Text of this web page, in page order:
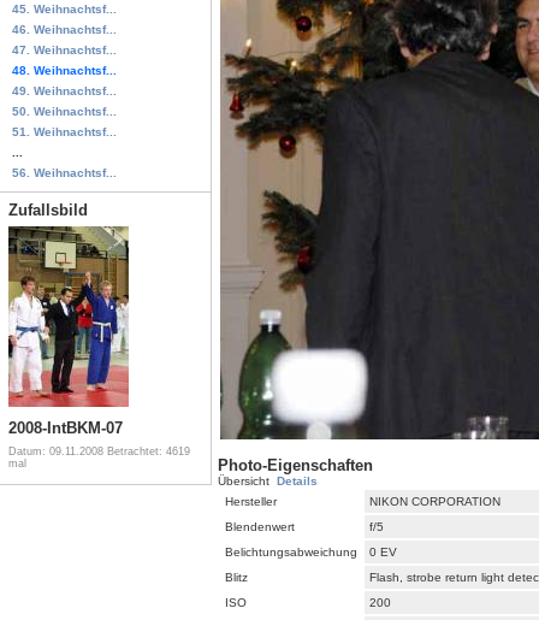
45. Weihnachtsf...
46. Weihnachtsf...
47. Weihnachtsf...
48. Weihnachtsf...
49. Weihnachtsf...
50. Weihnachtsf...
51. Weihnachtsf...
56. Weihnachtsf...
Zufallsbild
2008-IntBKM-07
Datum: 09.11.2008 Betrachtet: 4619
mal
Photo-Eigenschaften
Übersicht Details
Hersteller
NIKON CORPORATION
Blendenwert
f/5
Belichtungsabweichung
0 EV
Blitz
Flash, strobe return light
ISO
200